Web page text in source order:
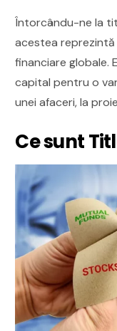
Întorcându-ne la
acestea
financiare globale.
capital pentru o
unei afaceri, la
Ce sunt